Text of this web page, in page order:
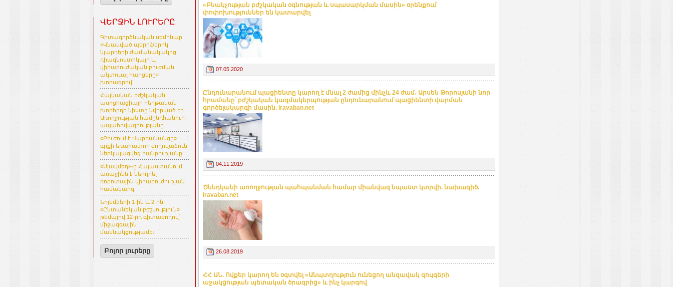
ՎԵՐՋԻՆ ԼՈՒՐԵՐԸ
Գիտագործնական սեմինար
«Վնասված պերիֆերիկ
նյարդերի ժամանակակից
դիագնոստիկայի և
վիրաբուժական բուժման
ակտուալ հարցերը»
խորագրով
Հայկական բժշկական
ասոցիացիայի հերթական
խորհրդի նիստը նվիրված էր
Առողջության համընդհանուր
ապահովագրությանը
«Բուժում է Վարդանանցը»
գրքի եռահատոր ժողովածուն
ներկայացվեց հանրությանը
«Սլավմեդ»-ը Հայաստանում
առաջինն է ներդրել
ռոբոտային վիրաբուժության
համակարգ
Նոյեմբերի 1-ին և 2-ին,
«Ընտանեկան բժշկություն»
թեմայով 12-րդ գիտաժողով՝
միջազգային
մասնակցությամբ։
Բոլոր լուրերը
«Բնակչության բժշկական օգնության և սպասարկման մասին» օրենքում
փոփոխություններ են կատարվել
07.05.2020
Ընդունարանում պացիենտը կարող է մնալ 2 ժամից մինչև 24 ժամ․ Արսեն Թորոսյանի նոր
հրամանը՝ բժշկական կազմակերպության ընդունարանում պացիենտի վարման
գործելակարգի մասին. iravaban.net
04.11.2019
Ծննդկանի առողջության պահպանման համար միանվագ նպաստ կտրվի. նախագիծ.
iravaban.net
26.08.2019
ՀՀ ԱՆ. Ովքեր կարող են օգտվել «Անպտղություն ունեցող անզավակ զույգերի
աջակցության պետական ծրագրից» և ինչ կարգով